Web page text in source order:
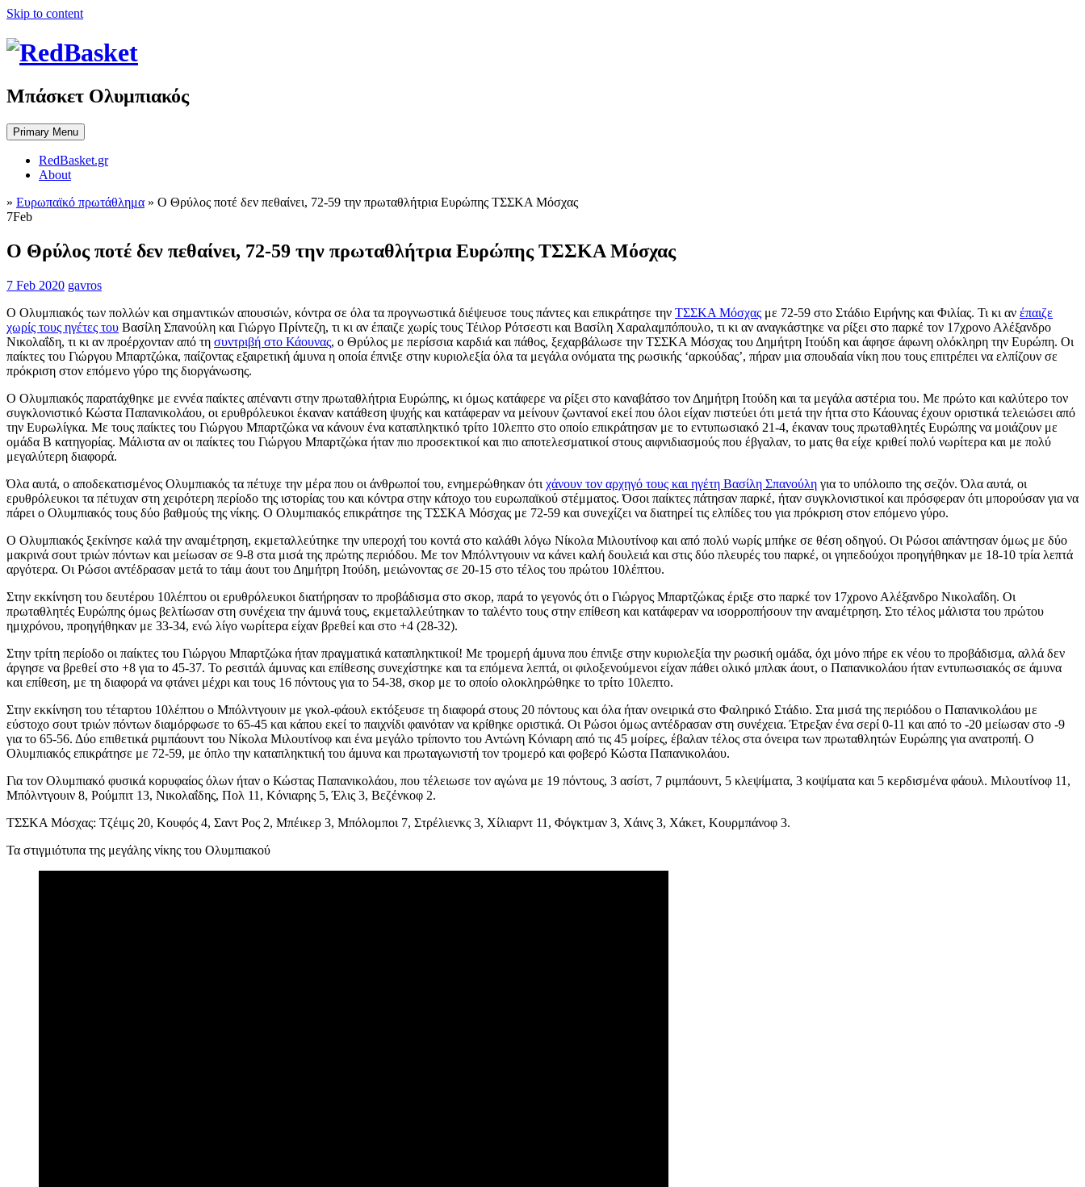
Skip to content
Μπάσκετ Ολυμπιακός
Primary Menu
RedBasket.gr
About
» Ευρωπαϊκό πρωτάθλημα » Ο Θρύλος ποτέ δεν πεθαίνει, 72-59 την πρωταθλήτρια Ευρώπης ΤΣΣΚΑ Μόσχας
7Feb
Ο Θρύλος ποτέ δεν πεθαίνει, 72-59 την πρωταθλήτρια Ευρώπης ΤΣΣΚΑ Μόσχας
7 Feb 2020 gavros
Ο Ολυμπιακός των πολλών και σημαντικών απουσιών, κόντρα σε όλα τα προγνωστικά διέψευσε τους πάντες και επικράτησε την ΤΣΣΚΑ Μόσχας με 72-59 στο Στάδιο Ειρήνης και Φιλίας. Τι κι αν έπαιζε
χωρίς τους ηγέτες του Βασίλη Σπανούλη και Γιώργο Πρίντεζη, τι κι αν έπαιζε χωρίς τους Τέιλορ Ρότσεστι και Βασίλη Χαραλαμπόπουλο, τι κι αν αναγκάστηκε να ρίξει στο παρκέ τον 17χρονο Αλέξανδρο
Νικολαΐδη, τι κι αν προέρχονταν από τη συντριβή στο Κάουνας, ο Θρύλος με περίσσια καρδιά και πάθος, ξεχαρβάλωσε την ΤΣΣΚΑ Μόσχας του Δημήτρη Ιτούδη και άφησε άφωνη ολόκληρη την Ευρώπη. Οι
παίκτες του Γιώργου Μπαρτζώκα, παίζοντας εξαιρετική άμυνα η οποία έπνιξε στην κυριολεξία όλα τα μεγάλα ονόματα της ρωσικής ‘αρκούδας’, πήραν μια σπουδαία νίκη που τους επιτρέπει να ελπίζουν σε
πρόκριση στον επόμενο γύρο της διοργάνωσης.
Ο Ολυμπιακός παρατάχθηκε με εννέα παίκτες απέναντι στην πρωταθλήτρια Ευρώπης, κι όμως κατάφερε να ρίξει στο καναβάτσο τον Δημήτρη Ιτούδη και τα μεγάλα αστέρια του. Με πρώτο και καλύτερο τον
συγκλονιστικό Κώστα Παπανικολάου, οι ερυθρόλευκοι έκαναν κατάθεση ψυχής και κατάφεραν να μείνουν ζωντανοί εκεί που όλοι είχαν πιστεύει ότι μετά την ήττα στο Κάουνας έχουν οριστικά τελειώσει από
την Ευρωλίγκα. Με τους παίκτες του Γιώργου Μπαρτζώκα να κάνουν ένα καταπληκτικό τρίτο 10λεπτο στο οποίο επικράτησαν με το εντυπωσιακό 21-4, έκαναν τους πρωταθλητές Ευρώπης να μοιάζουν με
ομάδα Β κατηγορίας. Μάλιστα αν οι παίκτες του Γιώργου Μπαρτζώκα ήταν πιο προσεκτικοί και πιο αποτελεσματικοί στους αιφνιδιασμούς που έβγαλαν, το ματς θα είχε κριθεί πολύ νωρίτερα και με πολύ
μεγαλύτερη διαφορά.
Όλα αυτά, ο αποδεκατισμένος Ολυμπιακός τα πέτυχε την μέρα που οι άνθρωποί του, ενημερώθηκαν ότι χάνουν τον αρχηγό τους και ηγέτη Βασίλη Σπανούλη για το υπόλοιπο της σεζόν. Όλα αυτά, οι
ερυθρόλευκοι τα πέτυχαν στη χειρότερη περίοδο της ιστορίας του και κόντρα στην κάτοχο του ευρωπαϊκού στέμματος. Όσοι παίκτες πάτησαν παρκέ, ήταν συγκλονιστικοί και πρόσφεραν ότι μπορούσαν για να
πάρει ο Ολυμπιακός τους δύο βαθμούς της νίκης. Ο Ολυμπιακός επικράτησε της ΤΣΣΚΑ Μόσχας με 72-59 και συνεχίζει να διατηρεί τις ελπίδες του για πρόκριση στον επόμενο γύρο.
Ο Ολυμπιακός ξεκίνησε καλά την αναμέτρηση, εκμεταλλεύτηκε την υπεροχή του κοντά στο καλάθι λόγω Νίκολα Μιλουτίνοφ και από πολύ νωρίς μπήκε σε θέση οδηγού. Οι Ρώσοι απάντησαν όμως με δύο
μακρινά σουτ τριών πόντων και μείωσαν σε 9-8 στα μισά της πρώτης περιόδου. Με τον Μπόλντγουιν να κάνει καλή δουλειά και στις δύο πλευρές του παρκέ, οι γηπεδούχοι προηγήθηκαν με 18-10 τρία λεπτά
αργότερα. Οι Ρώσοι αντέδρασαν μετά το τάιμ άουτ του Δημήτρη Ιτούδη, μειώνοντας σε 20-15 στο τέλος του πρώτου 10λέπτου.
Στην εκκίνηση του δευτέρου 10λέπτου οι ερυθρόλευκοι διατήρησαν το προβάδισμα στο σκορ, παρά το γεγονός ότι ο Γιώργος Μπαρτζώκας έριξε στο παρκέ τον 17χρονο Αλέξανδρο Νικολαΐδη. Οι
πρωταθλητές Ευρώπης όμως βελτίωσαν στη συνέχεια την άμυνά τους, εκμεταλλεύτηκαν το ταλέντο τους στην επίθεση και κατάφεραν να ισορροπήσουν την αναμέτρηση. Στο τέλος μάλιστα του πρώτου
ημιχρόνου, προηγήθηκαν με 33-34, ενώ λίγο νωρίτερα είχαν βρεθεί και στο +4 (28-32).
Στην τρίτη περίοδο οι παίκτες του Γιώργου Μπαρτζώκα ήταν πραγματικά καταπληκτικοί! Με τρομερή άμυνα που έπνιξε στην κυριολεξία την ρωσική ομάδα, όχι μόνο πήρε εκ νέου το προβάδισμα, αλλά δεν
άργησε να βρεθεί στο +8 για το 45-37. Το ρεσιτάλ άμυνας και επίθεσης συνεχίστηκε και τα επόμενα λεπτά, οι φιλοξενούμενοι είχαν πάθει ολικό μπλακ άουτ, ο Παπανικολάου ήταν εντυπωσιακός σε άμυνα
και επίθεση, με τη διαφορά να φτάνει μέχρι και τους 16 πόντους για το 54-38, σκορ με το οποίο ολοκληρώθηκε το τρίτο 10λεπτο.
Στην εκκίνηση του τέταρτου 10λέπτου ο Μπόλντγουιν με γκολ-φάουλ εκτόξευσε τη διαφορά στους 20 πόντους και όλα ήταν ονειρικά στο Φαληρικό Στάδιο. Στα μισά της περιόδου ο Παπανικολάου με
εύστοχο σουτ τριών πόντων διαμόρφωσε το 65-45 και κάπου εκεί το παιχνίδι φαινόταν να κρίθηκε οριστικά. Οι Ρώσοι όμως αντέδρασαν στη συνέχεια. Έτρεξαν ένα σερί 0-11 και από το -20 μείωσαν στο -9
για το 65-56. Δύο επιθετικά ριμπάουντ του Νίκολα Μιλουτίνοφ και ένα μεγάλο τρίποντο του Αντώνη Κόνιαρη από τις 45 μοίρες, έβαλαν τέλος στα όνειρα των πρωταθλητών Ευρώπης για ανατροπή. Ο
Ολυμπιακός επικράτησε με 72-59, με όπλο την καταπληκτική του άμυνα και πρωταγωνιστή τον τρομερό και φοβερό Κώστα Παπανικολάου.
Για τον Ολυμπιακό φυσικά κορυφαίος όλων ήταν ο Κώστας Παπανικολάου, που τέλειωσε τον αγώνα με 19 πόντους, 3 ασίστ, 7 ριμπάουντ, 5 κλεψίματα, 3 κοψίματα και 5 κερδισμένα φάουλ. Μιλουτίνοφ 11,
Μπόλντγουιν 8, Ρούμπιτ 13, Νικολαΐδης, Πολ 11, Κόνιαρης 5, Έλις 3, Βεζένκοφ 2.
ΤΣΣΚΑ Μόσχας: Τζέιμς 20, Κουφός 4, Σαντ Ρος 2, Μπέικερ 3, Μπόλομποι 7, Στρέλιενκς 3, Χίλιαρντ 11, Φόγκτμαν 3, Χάινς 3, Χάκετ, Κουρμπάνοφ 3.
Τα στιγμιότυπα της μεγάλης νίκης του Ολυμπιακού